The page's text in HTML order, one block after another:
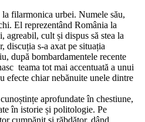
filarmonica urbei. Numele său,
El reprezentând România la
cult și dispus să stea la
discuția s-a axat pe situația
după bombardamentele recente
teama tot mai accentuată a unui
efecte chiar nebănuite unele dintre
aprofundate în chestiune,
în istorie și politologie. Pe
cumpănit și răbdător, dând